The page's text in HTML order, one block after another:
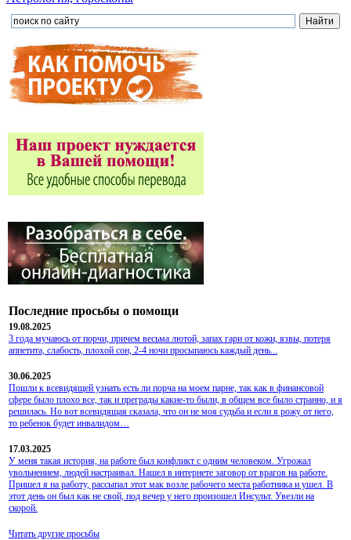
Последние просьбы о помощи
19.08.2025
3 года мучаюсь от порчи, причем весьма лютой, запах гари от кожи, язвы, потеря
аппетита, слабость, плохой сон, 2-4 ночи просыпаюсь каждый день...
30.06.2025
Пошли к всевидящей узнать есть ли порча на моем парне, так как в финансовой
сфере было плохо все, так и преграды какие-то были, в общем все было странно, и я
решилась. Но вот всевидящая сказала, что он не моя судьба и если я рожу от него,
то ребенок будет инвалидом…
17.03.2025
У меня такая история, на работе был конфликт с одним человеком. Угрожал
увольнением, людей настраивал. Нашел в интернете заговор от врагов на работе.
Пришел я на работу, рассыпал этот мак возле рабочего места работника и ушел. В
этот день он был как не свой, под вечер у него произошел Инсульт. Увезли на
скорой.
Читать другие просьбы